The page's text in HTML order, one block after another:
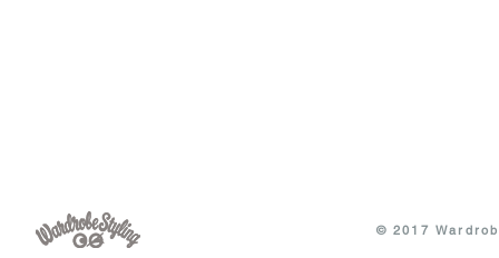
© 2017